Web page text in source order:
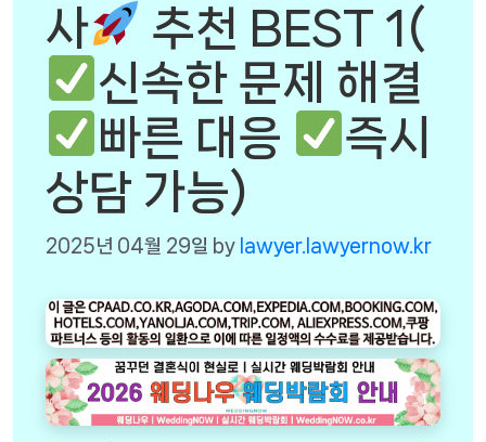
사
추천 BEST 1(
신속한 문제 해결
빠른 대응
즉시
상담 가능)
2025년 04월 29일 by lawyer.lawyernow.kr